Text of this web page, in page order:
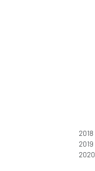
2018
2019
2020